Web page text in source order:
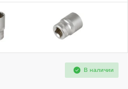
В наличии